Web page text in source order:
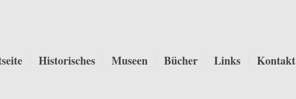
Historisches Museen Bücher Links Kontakt